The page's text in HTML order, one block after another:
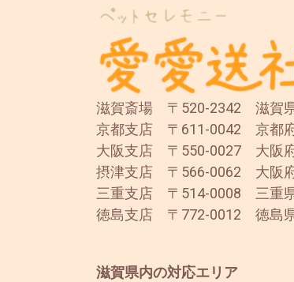
滋賀斎場 〒520-2342 滋賀
京都支店 〒611-0042 京都
大阪支店 〒550-0027 大阪
摂津支店 〒566-0062 大阪府
三重支店 〒514-0008 三重
徳島支店 〒772-0012 徳島県
滋賀県内の対応エリア